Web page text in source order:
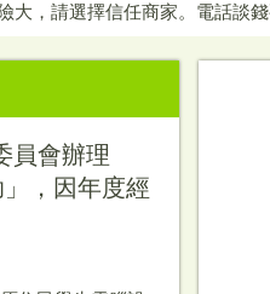
大，請選擇信任商家。電話談
員會辦理
」，因年度經